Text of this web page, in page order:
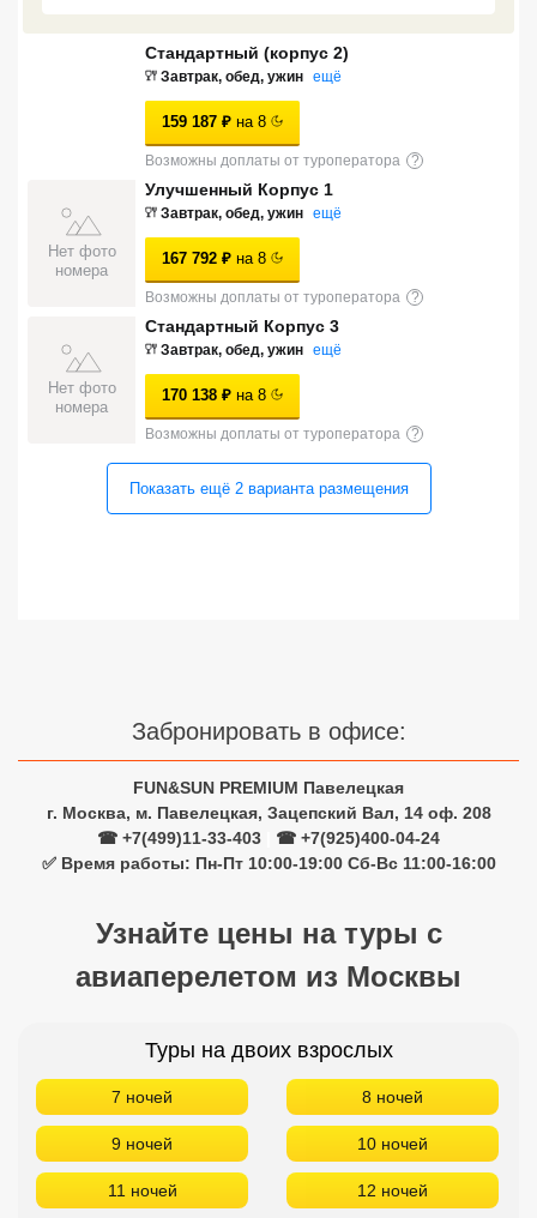
Стандартный (корпус 2)
Завтрак, обед, ужин ещё
159 187 ₽ на 8
Возможны доплаты от туроператора ?
Нет фото
номера
Улучшенный Корпус 1
Завтрак, обед, ужин ещё
167 792 ₽ на 8
Возможны доплаты от туроператора ?
Нет фото
номера
Стандартный Корпус 3
Завтрак, обед, ужин ещё
170 138 ₽ на 8
Возможны доплаты от туроператора ?
Показать ещё 2 вариантаразмещения
Забронировать в офисе:
FUN&SUN PREMIUM Павелецкая
г. Москва, м. Павелецкая, Зацепский Вал, 14 оф. 208
☎ +7(499)11-33-403
☎ +7(925)400-04-24
✅ Время работы: Пн-Пт 10:00-19:00 Сб-Вс 11:00-16:00
Узнайте цены на туры с
авиаперелетом из Москвы
Туры на двоих взрослых
7 ночей 8 ночей
9 ночей 10 ночей
11 ночей 12 ночей
Лучшие отели 3* звезды
Недорогие отели 3*
Сетевые отели Египта
Сетевые отели ОАЭ
Сетевые отели Таиланда
Сетевые отели Шри Ланки
Сетевые отели Вьетнама